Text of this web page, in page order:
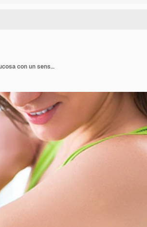
Las mujeres diabéticas controlan y controlan el nivel de glucosa con un sensor remoto. Monitoreo de niveles de glucosa sin sangre. Tecnología en el tratamiento de la diabetes. Salud y medicina